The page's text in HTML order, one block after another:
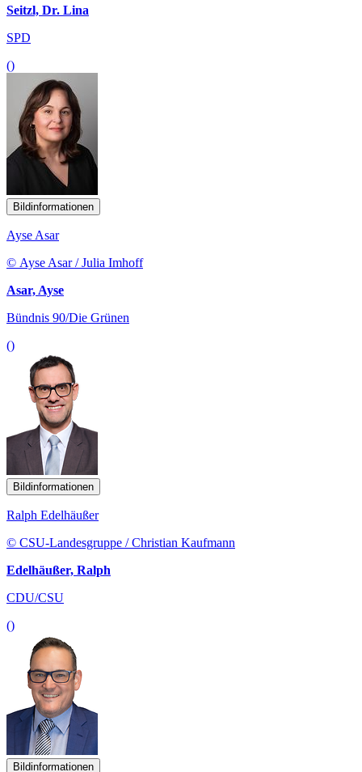
Seitzl, Dr. Lina
SPD
()
Bildinformationen
Ayse Asar
© Ayse Asar / Julia Imhoff
Asar, Ayse
Bündnis 90/Die Grünen
()
Bildinformationen
Ralph Edelhäußer
© CSU-Landesgruppe / Christian Kaufmann
Edelhäußer, Ralph
CDU/CSU
()
Bildinformationen